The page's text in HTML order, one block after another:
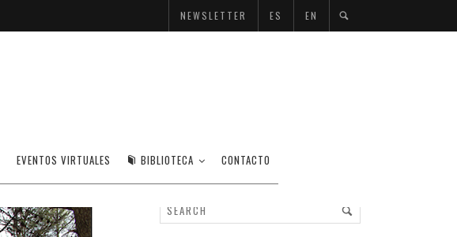
NEWSLETTER ES EN
EVENTOS VIRTUALES BIBLIOTECA CONTACTO